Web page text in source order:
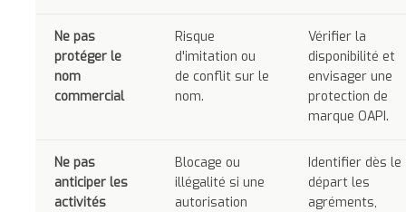
Ne pas
protéger le
nom
commercial
Risque
d'imitation ou
de conflit sur le
nom.
Vérifier la
disponibilité et
envisager une
protection de
marque OAPI.
Ne pas
anticiper les
activités
Blocage ou
illégalité si une
autorisation
Identifier dès le
départ les
agréments,